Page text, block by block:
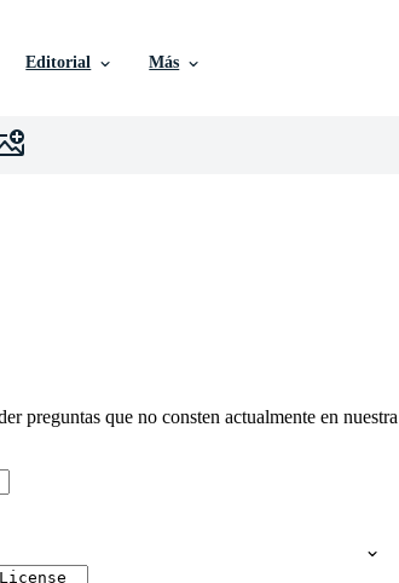
Editorial Más
preguntas que no consten actualmente en nuestra